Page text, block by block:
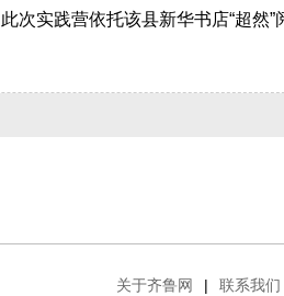
关于齐鲁网 |
联系我们